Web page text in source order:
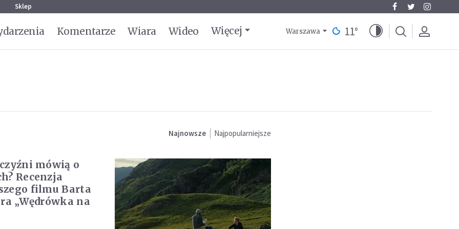
Sklep
Komentarze Wiara Wideo Więcej Warszawa 11°
Najnowsze Najpopularniejsze
mówią o
Recenzja
filmu Barta
„Wędrówka na